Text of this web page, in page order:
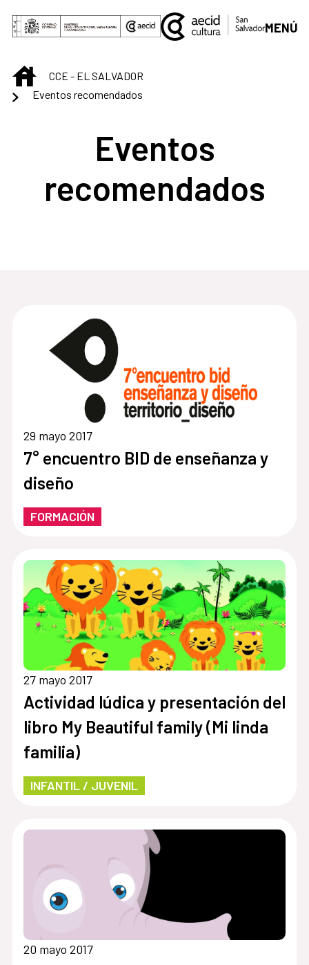
Saltar al contenido principal
MENÚ
INICIOCCE - EL SALVADOR
Eventos recomendados
Eventos
recomendados
29 mayo 2017
7° encuentro BID de enseñanza y
diseño
FORMACIÓN
27 mayo 2017
Actividad lúdica y presentación del
libro My Beautiful family (Mi linda
familia)
INFANTIL / JUVENIL
20 mayo 2017